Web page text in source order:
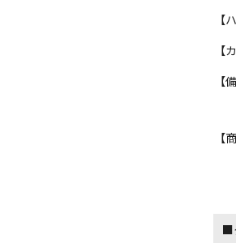
【
【
【
【
■